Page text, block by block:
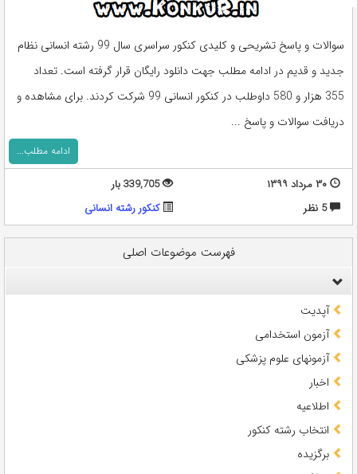
سوالات و پاسخ تشریحی و کلیدی کنکور سراسری سال 99 رشته انسانی نظام
جدید و قدیم در ادامه مطلب جهت دانلود رایگان قرار گرفته است. تعداد
355 هزار و 580 داوطلب در کنکور انسانی 99 شرکت کردند. برای مشاهده و
دریافت سوالات و پاسخ ...
ادامه مطلب...
۳۰ مرداد ۱۳۹۹
339,705 بار
5 نظر
کنکور رشته انسانی
فهرست موضوعات اصلی
آپدیت
آزمون استخدامی
آزمونهای علوم پزشکی
اخبار
اطلاعیه
انتخاب رشته کنکور
برگزیده